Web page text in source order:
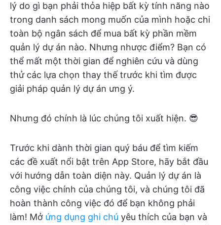
lý do gì bạn phải thỏa hiệp bất kỳ tính năng nào
trong danh sách mong muốn của mình hoặc chi
toàn bộ ngân sách để mua bất kỳ phần mềm
quản lý dự án nào. Nhưng nhược điểm? Bạn có
thể mất một thời gian để nghiên cứu và dùng
thử các lựa chọn thay thế trước khi tìm được
giải pháp quản lý dự án ưng ý.
Nhưng đó chính là lúc chúng tôi xuất hiện. 😎
Trước khi dành thời gian quý báu để tìm kiếm
các đề xuất nổi bật trên App Store, hãy bắt đầu
với hướng dẫn toàn diện này. Quản lý dự án là
công việc chính của chúng tôi, và chúng tôi đã
hoàn thành công việc đó để bạn không phải
làm! Mở ứng dụng ghi chú yêu thích của bạn và